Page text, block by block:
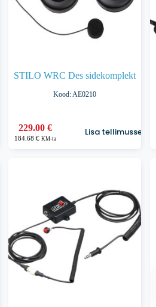
STILO WRC Des sidekomplekt
Kood: AE0210
229.00€
184.68€ KM-ta
Lisa tellimusse